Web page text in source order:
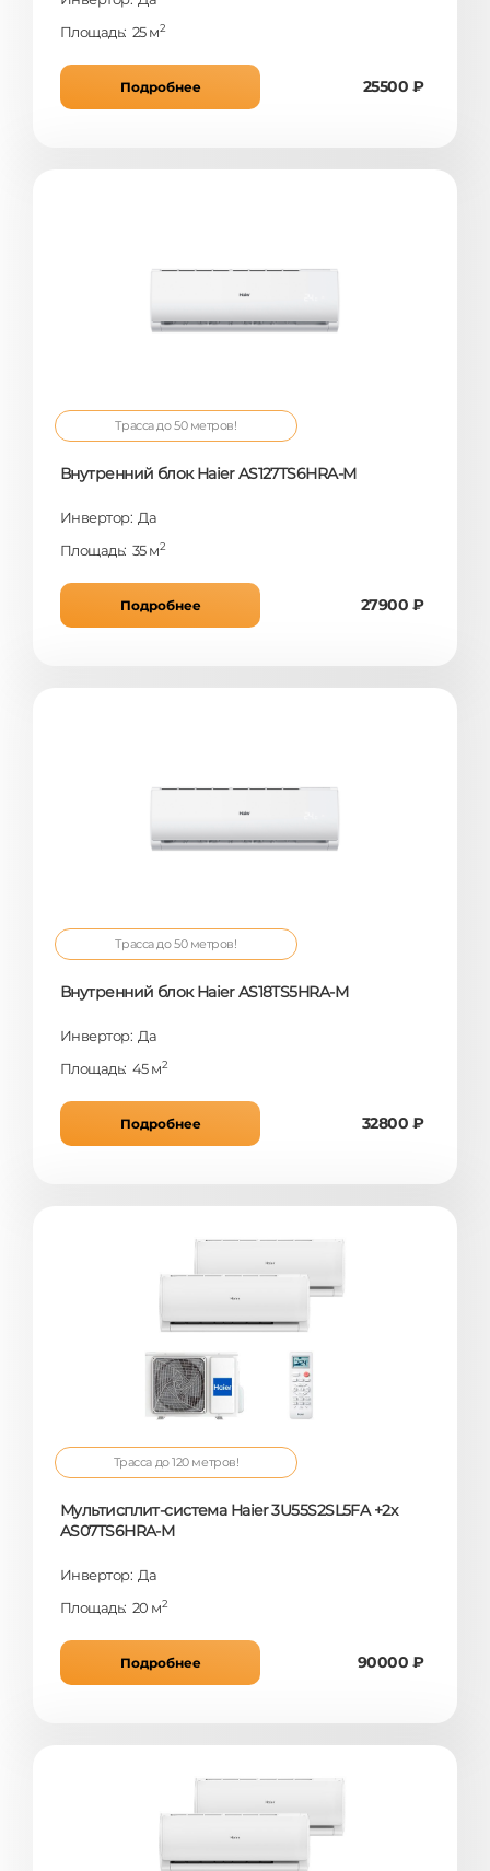
Площадь: 25 м2
Подробнее 25500 ₽
Трасса до 50 метров!
Внутренний блок Haier AS127TS6HRA-M
Инвертор: Да
Площадь: 35 м2
Подробнее 27900 ₽
Трасса до 50 метров!
Внутренний блок Haier AS18TS5HRA-M
Инвертор: Да
Площадь: 45 м2
Подробнее 32800 ₽
Трасса до 120 метров!
Мультисплит-система Haier 3U55S2SL5FA +2х
AS07TS6HRA-M
Инвертор: Да
Площадь: 20 м2
Подробнее 90000 ₽